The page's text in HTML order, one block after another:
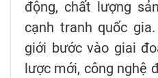
động, chất lượng
cạnh tranh quốc
giới bước vào giai
lược mới, công nghệ